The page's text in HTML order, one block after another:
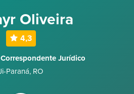
Oliveira
4,3
Jurídico
Paraná, RO